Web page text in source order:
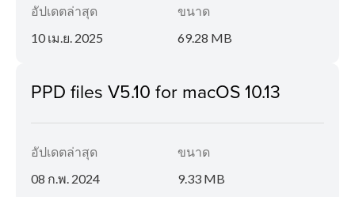
อัปเดตล่าสุด
10 เม.ย. 2025
ขนาด
69.28 MB
PPD files V5.10 for macOS 10.13
อัปเดตล่าสุด
08 ก.พ. 2024
ขนาด
9.33 MB